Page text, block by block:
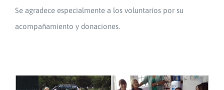
Se agradece especialmente a los voluntarios por su
acompañamiento y donaciones.